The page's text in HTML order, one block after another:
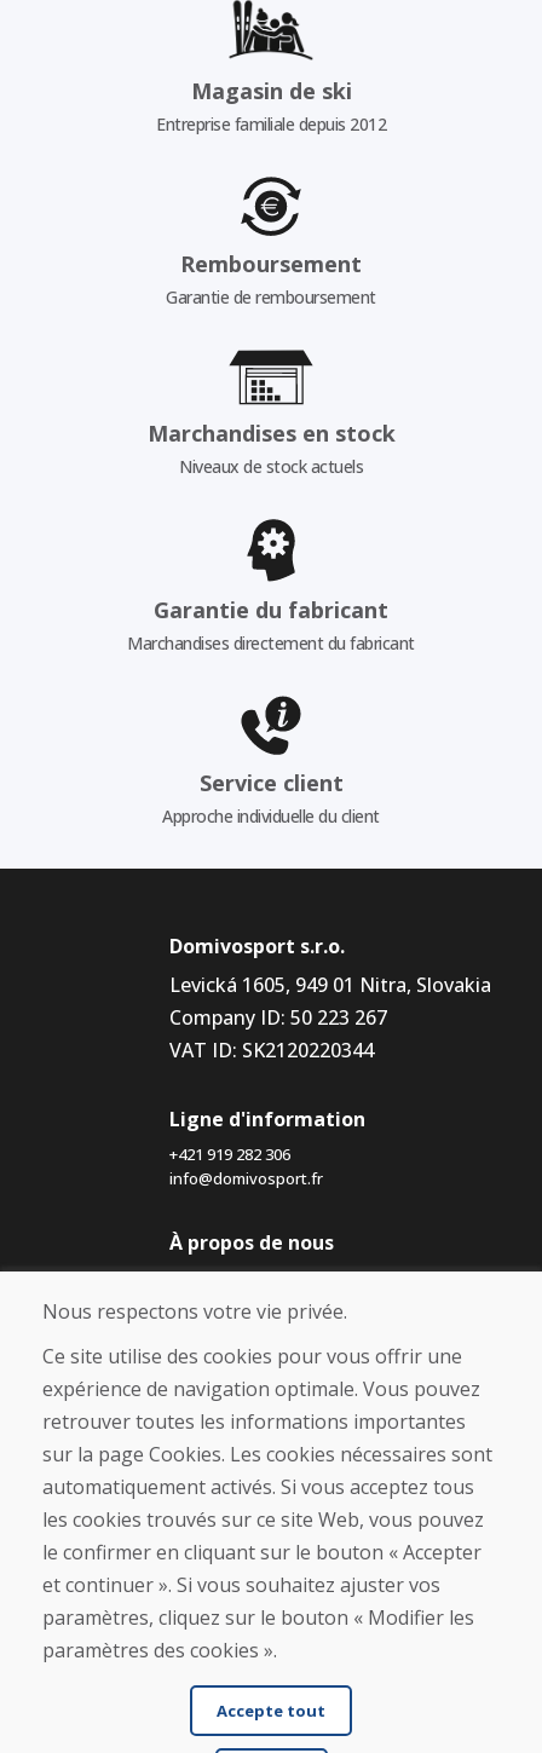
Magasin de ski
Entreprise familiale depuis 2012
Remboursement
Garantie de remboursement
Marchandises en stock
Niveaux de stock actuels
Garantie du fabricant
Marchandises directement du fabricant
Service client
Approche individuelle du client
Domivosport s.r.o.
Levická 1605, 949 01 Nitra, Slovakia
Company ID: 50 223 267
VAT ID: SK2120220344
Ligne d'information
+421 919 282 306
info@domivosport.fr
À propos de nous
Blog
À propos de nous
Boutique
Contact
Achat
Boutique en ligne
Expédition et paiement
Procédure de réclamation
Politique de retour et d’échange
Politique de confidentialité (RGPD)
Gestion des Cookies
Nous respectons votre vie privée.
Ce site utilise des cookies pour vous offrir une
expérience de navigation optimale. Vous pouvez
retrouver toutes les informations importantes
sur la page Cookies. Les cookies nécessaires sont
automatiquement activés. Si vous acceptez tous
les cookies trouvés sur ce site Web, vous pouvez
le confirmer en cliquant sur le bouton « Accepter
et continuer ». Si vous souhaitez ajuster vos
paramètres, cliquez sur le bouton « Modifier les
paramètres des cookies ».
Accepte tout